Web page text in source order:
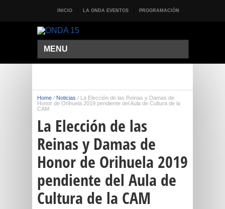
INICIO LA ONDA EVENTOS PROGRAMACIÓN
MENU
Home / Noticias / La Elección de las Reinas y Damas de
Honor de Orihuela 2019 pendiente del Aula de Cultura de la
CAM
La Elección de las
Reinas y Damas de
Honor de Orihuela 2019
pendiente del Aula de
Cultura de la CAM